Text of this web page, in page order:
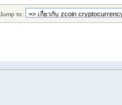
Jump to: